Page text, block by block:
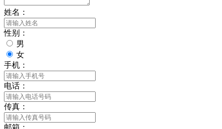
姓名：
性别：
男
女
手机：
电话：
传真：
邮箱：